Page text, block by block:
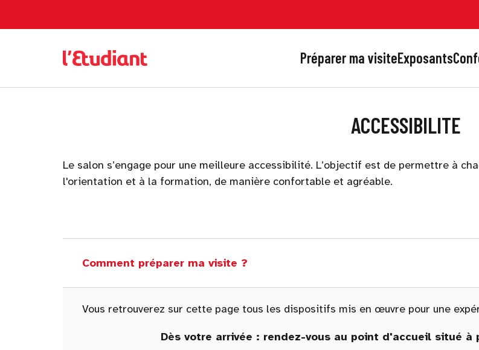
Préparer ma visiteExposants
ACCESSIBILITE
Le salon s’engage pour une meilleure accessibilité. L’objectif est de permettre à
l'orientation et à la formation, de manière confortable et agréable.
Comment préparer ma visite ?
Vous retrouverez sur cette page tous les dispositifs mis en œuvre pour une
Dès votre arrivée : rendez-vous au point d'accueil situé